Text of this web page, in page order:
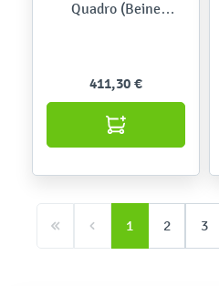
Quadro (Beine
411,30 €
1 2 3